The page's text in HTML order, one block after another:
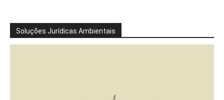
Soluções Jurídicas Ambientais